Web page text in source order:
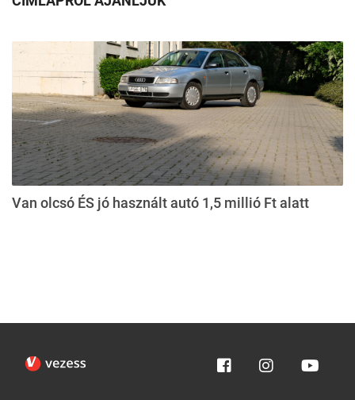
Van olcsó ÉS jó használt autó 1,5 millió Ft alatt